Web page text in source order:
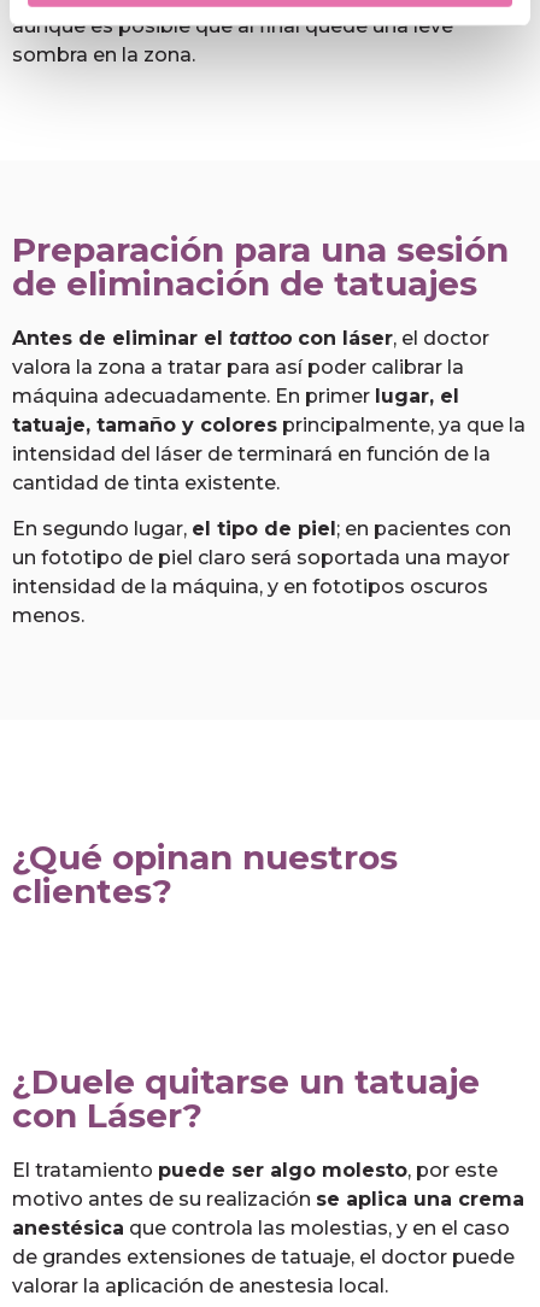
aunque es posible que al final quede una leve
sombra en la zona.
Preparación para una sesión
de eliminación de tatuajes
Antes de eliminar el tattoo con láser, el doctor
valora la zona a tratar para así poder calibrar la
máquina adecuadamente. En primer lugar, el
tatuaje, tamaño y colores principalmente, ya que la
intensidad del láser de terminará en función de la
cantidad de tinta existente.
En segundo lugar, el tipo de piel; en pacientes con
un fototipo de piel claro será soportada una mayor
intensidad de la máquina, y en fototipos oscuros
menos.
¿Qué opinan nuestros
clientes?
¿Duele quitarse un tatuaje
con Láser?
El tratamiento puede ser algo molesto, por este
motivo antes de su realización se aplica una crema
anestésica que controla las molestias, y en el caso
de grandes extensiones de tatuaje, el doctor puede
valorar la aplicación de anestesia local.